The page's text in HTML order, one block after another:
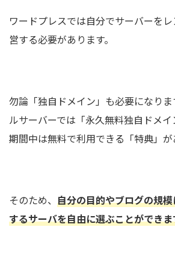
ワードプレスでは自分でサーバーを
営する必要があります。
勿論「独自ドメイン」も必要になり
ルサーバーでは「永久無料独自ドメ
期間中は無料で利用できる「特典」が
そのため、 自分の目的やブログの規
するサーバを自由に選ぶことができま